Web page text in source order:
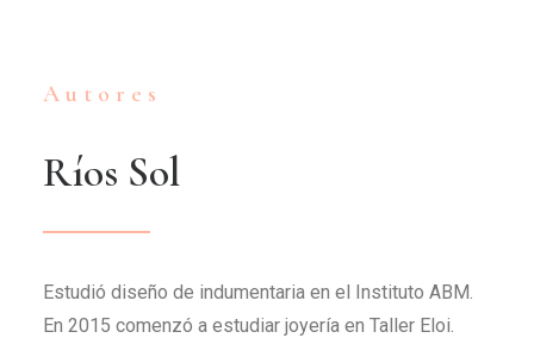
Autores
Ríos Sol
Estudió diseño de indumentaria en el Instituto ABM.
En 2015 comenzó a estudiar joyería en Taller Eloi.